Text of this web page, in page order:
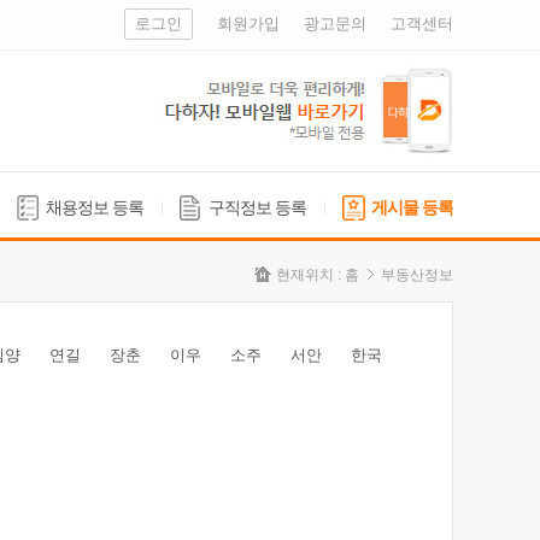
로그인 회원가입 광고문의 고객센터
채용정보 등록 구직정보 등록 게시물 등록
현재위치 : 홈 부동산정보
양 연길 장춘 이우 소주 서안 한국